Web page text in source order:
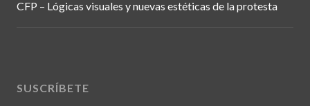
CFP – Lógicas visuales y nuevas estéticas de la protesta
SUSCRÍBETE